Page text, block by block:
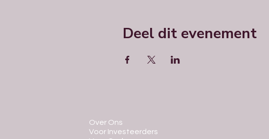
Deel dit evenement
Over Ons
Voor Investeerders